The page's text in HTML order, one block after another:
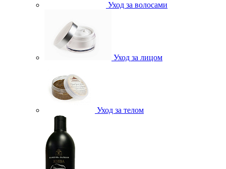
Уход за волосами
Уход за лицом
Уход за телом